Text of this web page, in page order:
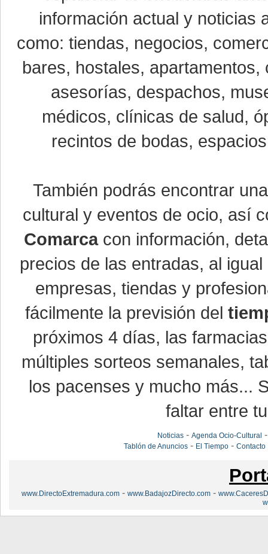
información actual y noticias
como: tiendas, negocios,
bares, hostales,
asesorías, despachos,
médicos, clínicas de salud,
recintos de bodas,
También podrás encontrar
cultural y eventos de ocio, así
Comarcacon información,
precios de las entradas, al
empresas, tiendas y
fácilmente la previsión del
próximos 4 días, las
múltiples sorteos semanales,
los pacenses y mucho más...
faltar entre
Noticias -Agenda Ocio-Cultural
Tablón de Anuncios - El Tiempo -Contacto
www.DirectoExtremadura.com - www.BadajozDirecto.com -